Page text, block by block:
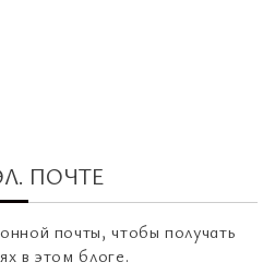
ПОЧТЕ
почты, чтобы получать
в этом блоге.